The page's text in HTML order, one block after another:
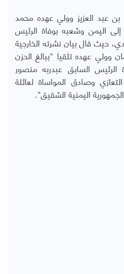
عبد العزيز وولي عهده محمد
اليمن وشعبه بوفاة الرئيس
حيث قال بيان نشرته الخارجية
وولي عهده تلقيا "ببالغ الحزن
السابق عبدربه منصور
وصادق المواساة لعائلة
اليمنية الشقيق".